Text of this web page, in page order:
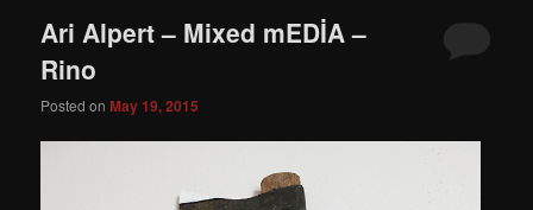
Ari Alpert – Mixed mEDİA –
Rino
Posted onMay 19, 2015